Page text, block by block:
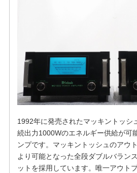
1992年に発売されたマッキントッシ
続出力1000Wのエネルギー供給が可
ンプです。マッキントッシュのアウ
より可能となった全段ダブルバラン
ットを採用しています。唯一アウト